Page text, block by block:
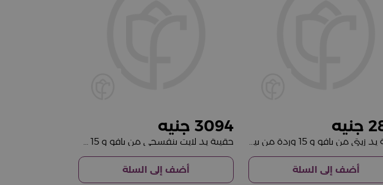
حقيبة يد زيتي من بافو و 15 وردة من بينك
أضف إلى السلة
3094
حقيبة يد لايت بنفسجي من بافو و 15 وردة بينك
أضف إلى السلة